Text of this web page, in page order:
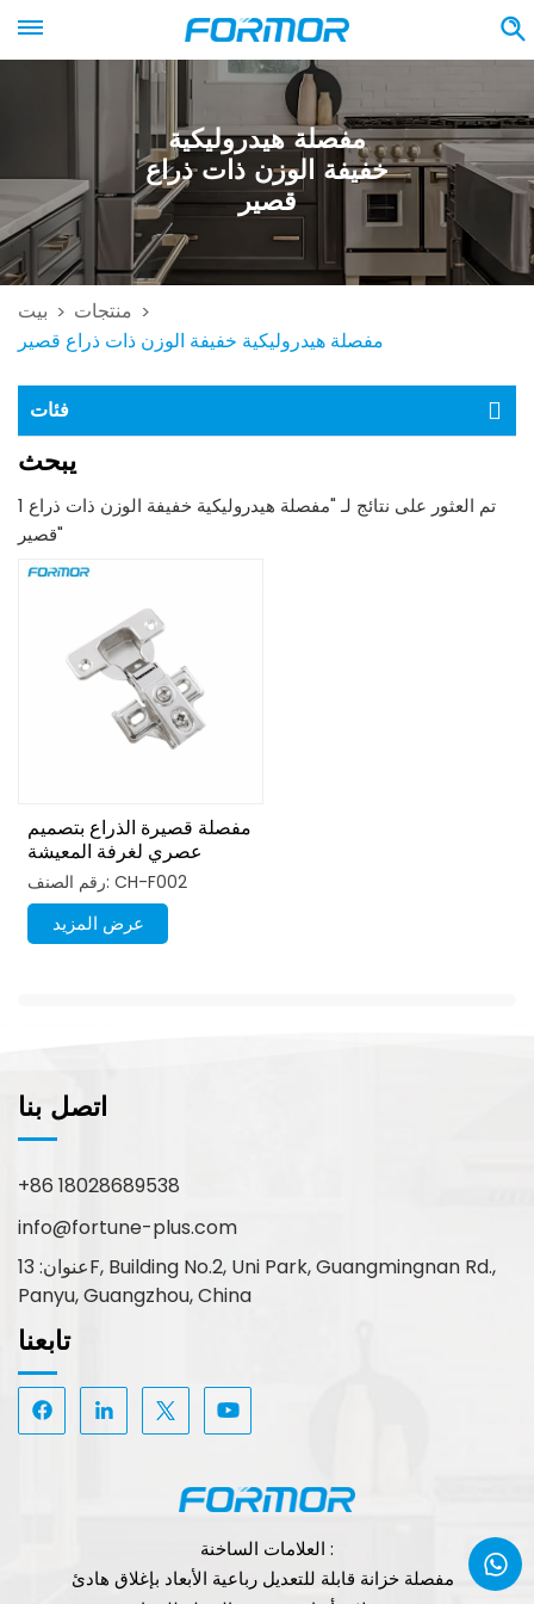
مفصلة هيدروليكية
خفيفة الوزن ذات ذراع
قصير
بيت > منتجات >
مفصلة هيدروليكية خفيفة الوزن ذات ذراع قصير
فئات
يبحث
1 تم العثور على نتائج لـ "مفصلة هيدروليكية خفيفة الوزن ذات ذراع
قصير"
مفصلة قصيرة الذراع بتصميم
عصري لغرفة المعيشة
رقم الصنف: CH-F002
عرض المزيد
اتصل بنا
+86 18028689538
info@fortune-plus.com
عنوان: 13F, Building No.2, Uni Park, Guangmingnan Rd.,
Panyu, Guangzhou, China
تابعنا
العلامات الساخنة :
مفصلة خزانة قابلة للتعديل رباعية الأبعاد بإغلاق هادئ